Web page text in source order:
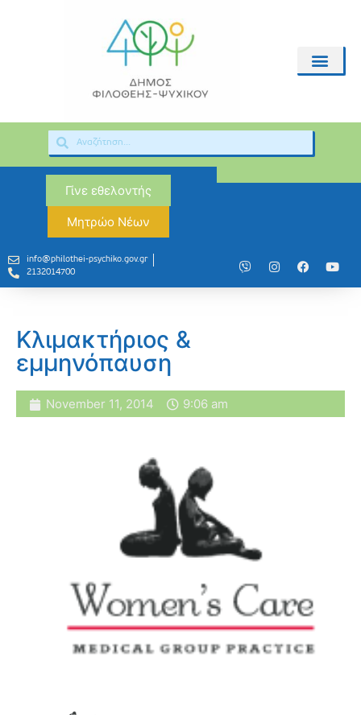
Γίνε εθελοντής
Μητρώο Νέων
info@philothei-psychiko.gov.gr
2132014700
Κλιμακτήριος &
εμμηνόπαυση
November 11, 2014 9:06 am